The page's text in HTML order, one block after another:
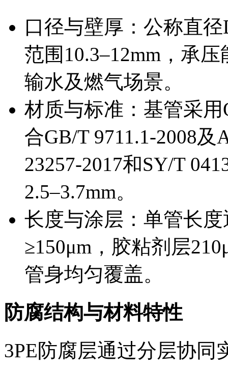
口径与壁厚：公称直
范围10.3–12mm，承
输水及燃气场景。
材质与标准：基管采
合GB/T 9711.1-2008
23257-2017和SY/T
2.5–3.7mm。
长度与涂层：单管长
≥150μm，胶粘剂层
管身均匀覆盖。
防腐结构与材料特性
3PE防腐层通过分层协同